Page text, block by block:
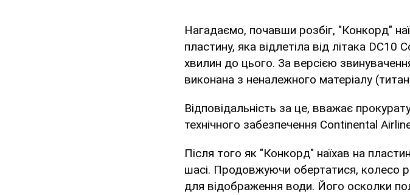
Нагадаємо, почавши розбіг, "Конкорд"
пластину, яка відлетіла від літака
хвилин до цього. За версією
виконана з неналежного матеріалу (титан
Відповідальність за це, вважає
технічного забезпечення Continental
Після того як "Конкорд" наїхав на
шасі. Продовжуючи обертатися, колесо
для відображення води. Його осколки